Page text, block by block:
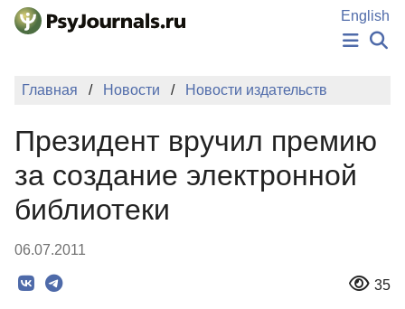
Перейти к основному содержанию
English
НОВОСТИ
ПОДАТЬ РУКОПИСЬ
КЛЮЧЕВЫЕ СЛОВА
Регистрация
Главная Новости Новости издательств
Президент вручил премию
за создание электронной
библиотеки
06.07.2011
35